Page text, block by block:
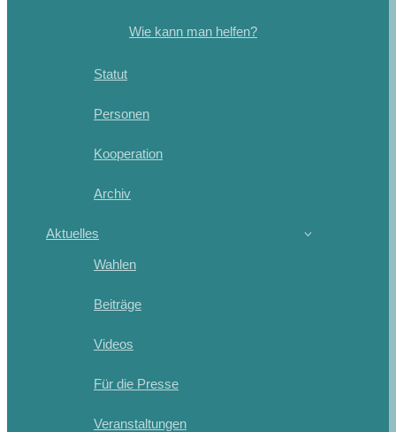
Wie kann man helfen?
Statut
Personen
Kooperation
Archiv
Aktuelles
Wahlen
Beiträge
Videos
Für die Presse
Veranstaltungen